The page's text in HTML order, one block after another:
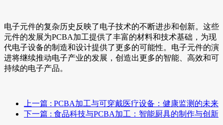
电子元件的复杂历史反映了电子技术的不断进步和创新。这些
元件的发展为PCBA加工提供了丰富的材料和技术基础，为现
代电子设备的制造和设计提供了更多的可能性。电子元件的演
进将继续推动电子产业的发展，创造出更多的智能、高效和可
持续的电子产品。
上一篇 : PCBA加工与可穿戴医疗设备：健康监测的未来
下一篇 : 食品科技与PCBA加工：智能厨具的制作与创新